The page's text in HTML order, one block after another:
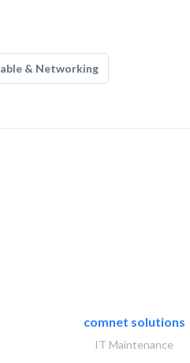
& Networking
comnet solutions
IT Maintenance